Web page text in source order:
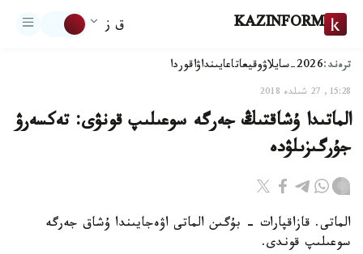
KAZINFORM ق ز
ترەند:2026-سايلاۋ وقيعاتاعايىنداۋاقوردا
15:28, 27 شىلدە 2018
الماتىدا ۇشاقتىڭ جەرگە سوعىلىپ قونۋى: تەكسەرۋ
جۇرگىزىلۋدە
الماتى. قازاقپارات - بۇگىن الماتى اۋەجايىندا ۇشاق جەرگە
سوعىلىپ قوندى.